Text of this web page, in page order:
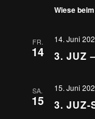
Wiese
FR.
14
14. Juni
3. JUZ
SA.
15
15. Juni
3. JUZ-